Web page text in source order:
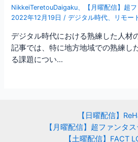
NikkeiTeretouDaigaku、 【月曜配信】超
2022年12月19日 /デジタル時代、 リモー
デジタル時代における熟練した人材
記事では、特に地方地域での熟練し
る課題につい…
【日曜配信】
【月曜配信】超ファンタ
【土曜配信】FACT